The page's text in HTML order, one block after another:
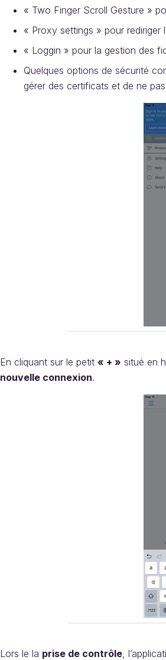
« Two Finger Scroll Gesture »
« Proxy settings » pour
« Loggin » pour la gestion des
Quelques options de sécurité
gérer des certificats et de ne
En cliquant sur le petit « + » situé en
nouvelle connexion.
Lors le la prise de contrôle,